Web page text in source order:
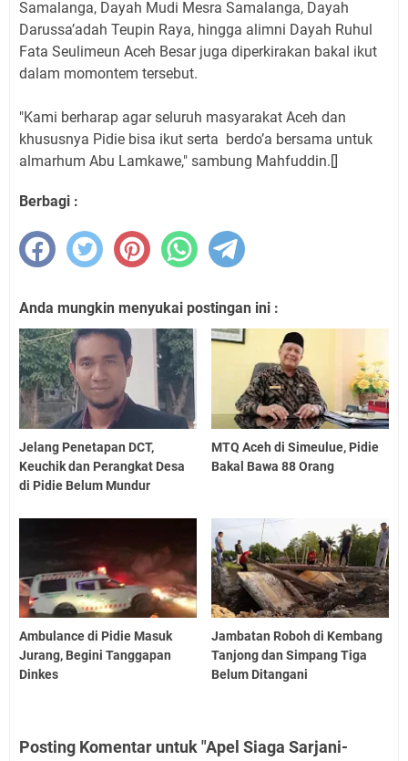
Samalanga, Dayah Mudi Mesra Samalanga, Dayah
Darussa’adah Teupin Raya, hingga alimni Dayah Ruhul
Fata Seulimeun Aceh Besar juga diperkirakan bakal ikut
dalam momontem tersebut.
"Kami berharap agar seluruh masyarakat Aceh dan
khususnya Pidie bisa ikut serta berdo’a bersama untuk
almarhum Abu Lamkawe," sambung Mahfuddin.[]
Berbagi :
Anda mungkin menyukai postingan ini :
Jelang Penetapan DCT,
Keuchik dan Perangkat Desa
di Pidie Belum Mundur
MTQ Aceh di Simeulue, Pidie
Bakal Bawa 88 Orang
Ambulance di Pidie Masuk
Jurang, Begini Tanggapan
Dinkes
Jambatan Roboh di Kembang
Tanjong dan Simpang Tiga
Belum Ditangani
Posting Komentar untuk "Apel Siaga Sarjani-